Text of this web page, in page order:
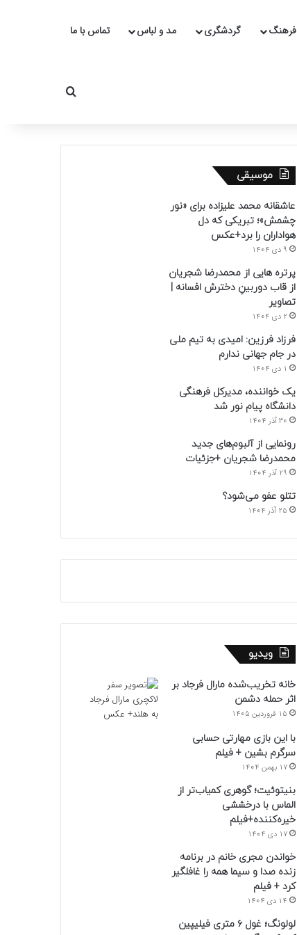
فرهنگ گردشگری مد و لباس تماس با ما
جستجو برای
موسیقی
عاشقانه محمد علیزاده برای «نور
چشمش»؛ تبریکی که دل
هواداران را برد+عکس
9 دی 1404
پرتره هایی از محمدرضا شجریان
از قاب دوربینِ دخترش افسانه |
تصاویر
2 دی 1404
فرزاد فرزین: امیدی به تیم ملی
در جام جهانی ندارم
1 دی 1404
یک خواننده، مدیرکل فرهنگی
دانشگاه پیام نور شد
30 آذر 1404
رونمایی از آلبوم‌های جدید
محمدرضا شجریان +جزئیات
29 آذر 1404
تتلو عفو می‌شود؟
25 آذر 1404
ویدیو
خانه تخریب‌شده مارال فرجاد بر
اثر حمله دشمن
15 فروردین 1405
با این بازی مهارتی حسابی
سرگرم بشین + فیلم
17 بهمن 1404
بنیتوئیت؛ گوهری کمیاب‌تر از
الماس با درخششی
خیره‌کننده+فیلم
17 دی 1404
خواندن مجری خانم در برنامه
زنده صدا و سیما همه را غافلگیر
کرد + فیلم
14 دی 1404
لولونگ؛ غول ۶ متری فیلیپین